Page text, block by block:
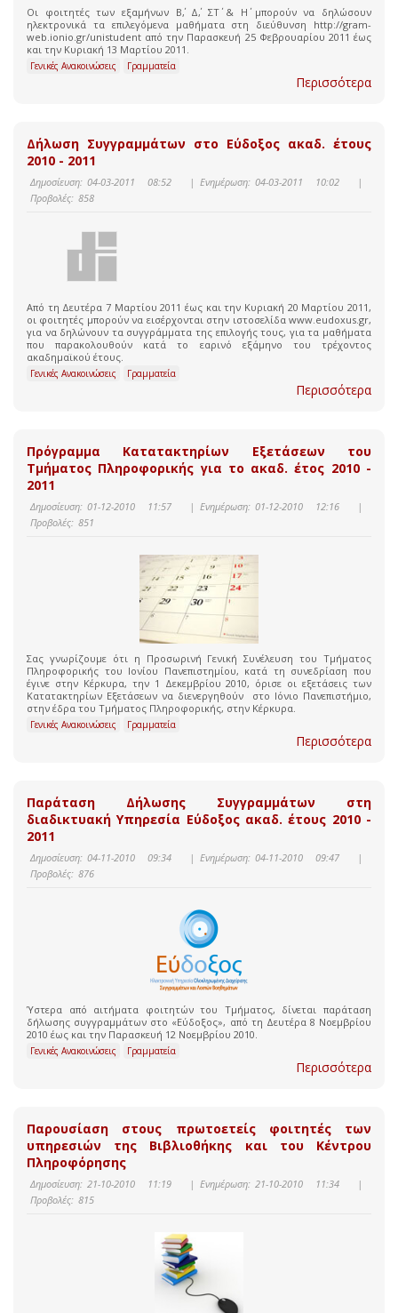
Οι φοιτητές των εξαμήνων Β΄, Δ΄, ΣΤ΄ & Η΄ μπορούν να δηλώσουν
ηλεκτρονικά τα επιλεγόμενα μαθήματα στη διεύθυνση http://gram-
web.ionio.gr/unistudent από την Παρασκευή 25 Φεβρουαρίου 2011 έως
και την Κυριακή 13 Μαρτίου 2011.
Γενικές Ανακοινώσεις Γραμματεία
Περισσότερα
Δήλωση Συγγραμμάτων στο Εύδοξος ακαδ. έτους
2010 - 2011
Δημοσίευση: 04-03-2011 08:52 | Ενημέρωση: 04-03-2011 10:02
|
Προβολές: 858
Από τη Δευτέρα 7 Μαρτίου 2011 έως και την Κυριακή 20 Μαρτίου 2011,
οι φοιτητές μπορούν να εισέρχονται στην ιστοσελίδα www.eudoxus.gr,
για να δηλώνουν τα συγγράμματα της επιλογής τους, για τα μαθήματα
που παρακολουθούν κατά το εαρινό εξάμηνο του τρέχοντος
ακαδημαϊκού έτους.
Γενικές Ανακοινώσεις Γραμματεία
Περισσότερα
Πρόγραμμα Κατατακτηρίων Εξετάσεων του
Τμήματος Πληροφορικής για το ακαδ. έτος 2010 -
2011
Δημοσίευση: 01-12-2010 11:57 | Ενημέρωση: 01-12-2010 12:16
|
Προβολές: 851
Σας γνωρίζουμε ότι η Προσωρινή Γενική Συνέλευση του Τμήματος
Πληροφορικής του Ιονίου Πανεπιστημίου, κατά τη συνεδρίαση που
έγινε στην Κέρκυρα, την 1 Δεκεμβρίου 2010, όρισε οι εξετάσεις των
Κατατακτηρίων Εξετάσεων να διενεργηθούν στο Ιόνιο Πανεπιστήμιο,
στην έδρα του Τμήματος Πληροφορικής, στην Κέρκυρα.
Γενικές Ανακοινώσεις Γραμματεία
Περισσότερα
Παράταση Δήλωσης Συγγραμμάτων στη
διαδικτυακή Υπηρεσία Εύδοξος ακαδ. έτους 2010 -
2011
Δημοσίευση: 04-11-2010 09:34 | Ενημέρωση: 04-11-2010 09:47
|
Προβολές: 876
Ύστερα από αιτήματα φοιτητών του Τμήματος, δίνεται παράταση
δήλωσης συγγραμμάτων στο «Εύδοξος», από τη Δευτέρα 8 Νοεμβρίου
2010 έως και την Παρασκευή 12 Νοεμβρίου 2010.
Γενικές Ανακοινώσεις Γραμματεία
Περισσότερα
Παρουσίαση στους πρωτοετείς φοιτητές των
υπηρεσιών της Βιβλιοθήκης και του Κέντρου
Πληροφόρησης
Δημοσίευση: 21-10-2010 11:19 | Ενημέρωση: 21-10-2010 11:34
|
Προβολές: 815